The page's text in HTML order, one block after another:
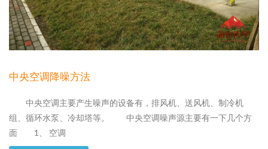
中央空调降噪方法
中央空调主要产生噪声的设备有，排风机、送风机、制冷机
组、循环水泵、冷却塔等。 中央空调噪声源主要有一下几个方
面 1、 空调